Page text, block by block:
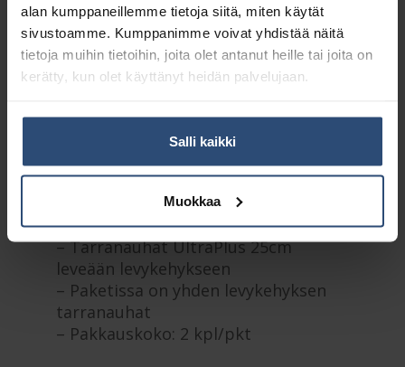
alan kumppaneillemme tietoja siitä, miten käytät
sivustoamme. Kumppanimme voivat yhdistää näitä
tietoja muihin tietoihin, joita olet antanut heille tai joita on
kerätty, kun olet käyttänyt heidän palvelujaan.
Salli kaikki
Muokkaa
Tuotetunnus (SKU):7523129
Osasto:Levykehykset
Kuvaus
– Tarranauhat UltraPlus 25cm
leveään levykehykseen
– Paketissa on yhden levykehyksen
tarranauhat
– Pakkauskoko: 2 kpl/pkt